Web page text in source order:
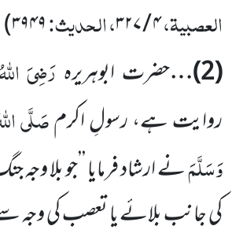
العصبیۃ،۴ / ۳۲۷ ، الحدیث:۳۹۴۹)
(
2
)…حضرت ابوہریرہ رَضِیَ
روایت ہے، رسولِ اکرمصَلَّی
وَسَلَّمَنے ارشاد فرمایا ’’جو بلا
کی جانب بلائے یا تعصب کی وجہ